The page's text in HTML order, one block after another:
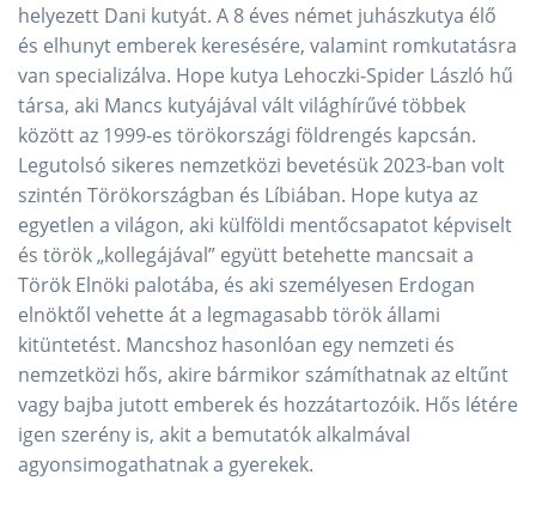
helyezett Dani kutyát. A 8 éves német juhászkutya élő
és elhunyt emberek keresésére, valamint romkutatásra
van specializálva. Hope kutya Lehoczki-Spider László hű
társa, aki Mancs kutyájával vált világhírűvé többek
között az 1999-es törökországi földrengés kapcsán.
Legutolsó sikeres nemzetközi bevetésük 2023-ban volt
szintén Törökországban és Líbiában. Hope kutya az
egyetlen a világon, aki külföldi mentőcsapatot képviselt
és török „kollegájával” együtt betehette mancsait a
Török Elnöki palotába, és aki személyesen Erdogan
elnöktől vehette át a legmagasabb török állami
kitüntetést. Mancshoz hasonlóan egy nemzeti és
nemzetközi hős, akire bármikor számíthatnak az eltűnt
vagy bajba jutott emberek és hozzátartozóik. Hős létére
igen szerény is, akit a bemutatók alkalmával
agyonsimogathatnak a gyerekek.